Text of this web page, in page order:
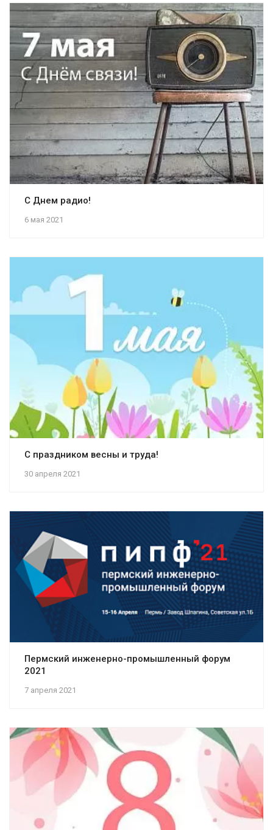
6 мая 2021
С Днем радио!
30 апреля 2021
С праздником весны и труда!
7 апреля 2021
Пермский инженерно-промышленный форум
2021